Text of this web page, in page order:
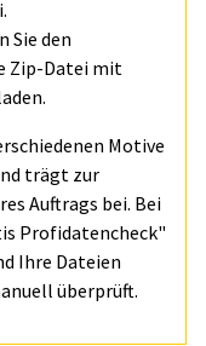
Sie den
Zip-Datei mit
Motive
trägt zur
Auftrags bei. Bei
Profidatencheck"
Ihre Dateien
überprüft.